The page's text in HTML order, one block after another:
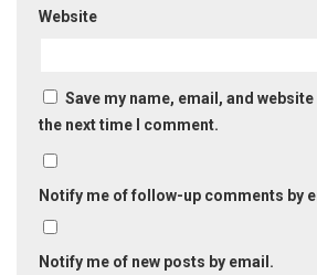
Website
Save my name, email, and
the next time I comment.
Notify me of follow-up comments by
Notify me of new posts by email.